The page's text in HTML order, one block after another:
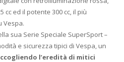
ed il potente 300 cc, il più
Vespa.
sua Serie Speciale SuperSport –
e sicurezza tipici di Vespa, un
l’eredità di mitici